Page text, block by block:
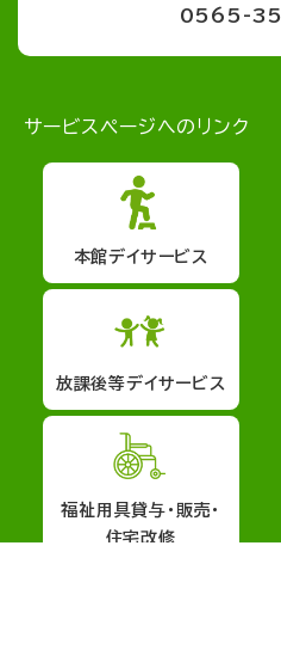
0565-
サービスページへのリンク
本館デイサービス
放課後等デイサービス
福祉用具貸与・販売・
住宅改修